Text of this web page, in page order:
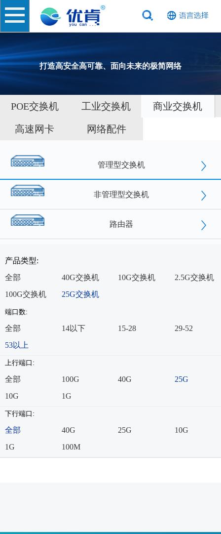
打造高安全高可靠、面向未来的极简网络
POE交换机 工业交换机 商业交换机
高速网卡 网络配件
管理型交换机
非管理型交换机
路由器
产品类型:
全部
40G交换机 10G交换机
2.5G交换机
100G交换机
25G交换机
端口数:
全部 14以下 15-28
29-52
53以上
上行端口:
全部 100G 40G
25G
10G
1G
下行端口:
全部 40G 25G
10G
1G
100M